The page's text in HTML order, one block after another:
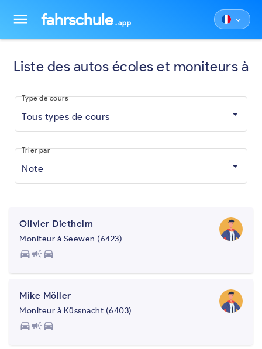
menu fahrschule .app keyboard_arrow_down
Liste des autos écoles et moniteurs à
Tous types de cours
Type de cours
Note
Trier par
Olivier Diethelm
Moniteur à Seewen (6423)
directions_carcampaigndirections_car
Mike Möller
Moniteur à Küssnacht (6403)
directions_carcampaigndirections_car